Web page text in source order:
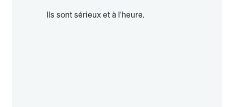
Ils sont sérieux et à l'heure.